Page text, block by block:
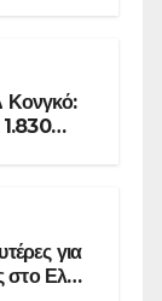
Κονγκό:
1.830
για
στο Ελ